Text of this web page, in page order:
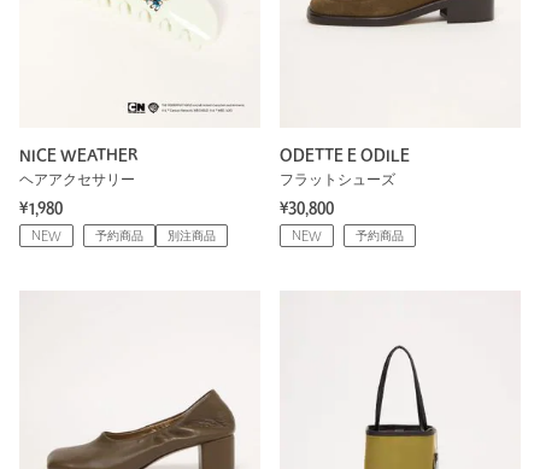
NICE WEATHER
ヘアアクセサリー
¥1,980
NEW 予約商品 別注商品
ODETTE E ODILE
フラットシューズ
¥30,800
NEW 予約商品